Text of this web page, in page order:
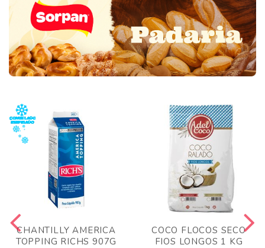
CHANTILLY AMERICA
TOPPING RICHS 907G
COCO FLOCOS SECO
FIOS LONGOS 1 KG